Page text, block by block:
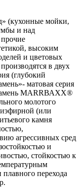
(кухонные мойки,
и над
высоким
и цветовых
в двух
(глубокий
матовая серия
камень МАRRВАХХ®
молотого
(или
камня
агрессивных сред
и
стойкостью к
перехода